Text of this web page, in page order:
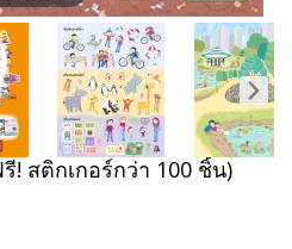
! สติกเกอร์กว่า 100 ชิ้น)